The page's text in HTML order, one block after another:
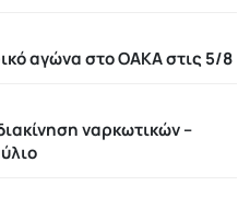
αγώνα στο ΟΑΚΑ στις 5/8
ναρκωτικών –